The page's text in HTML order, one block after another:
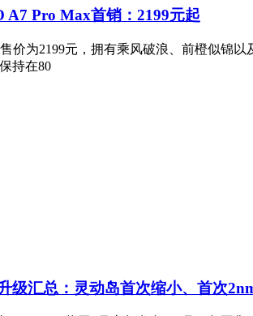
A7 Pro Max首销：2199元起
价为2199元，拥有乘风破浪、前橙似锦
持在80
级汇总：灵动岛首次缩小、首次